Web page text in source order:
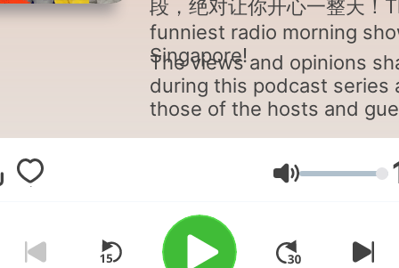
段，绝对让你开心一整天！
funniest radio morning
Singapore!
The views and opinions
during this podcast series
those of the hosts and
Ltd. or its group ofГучність